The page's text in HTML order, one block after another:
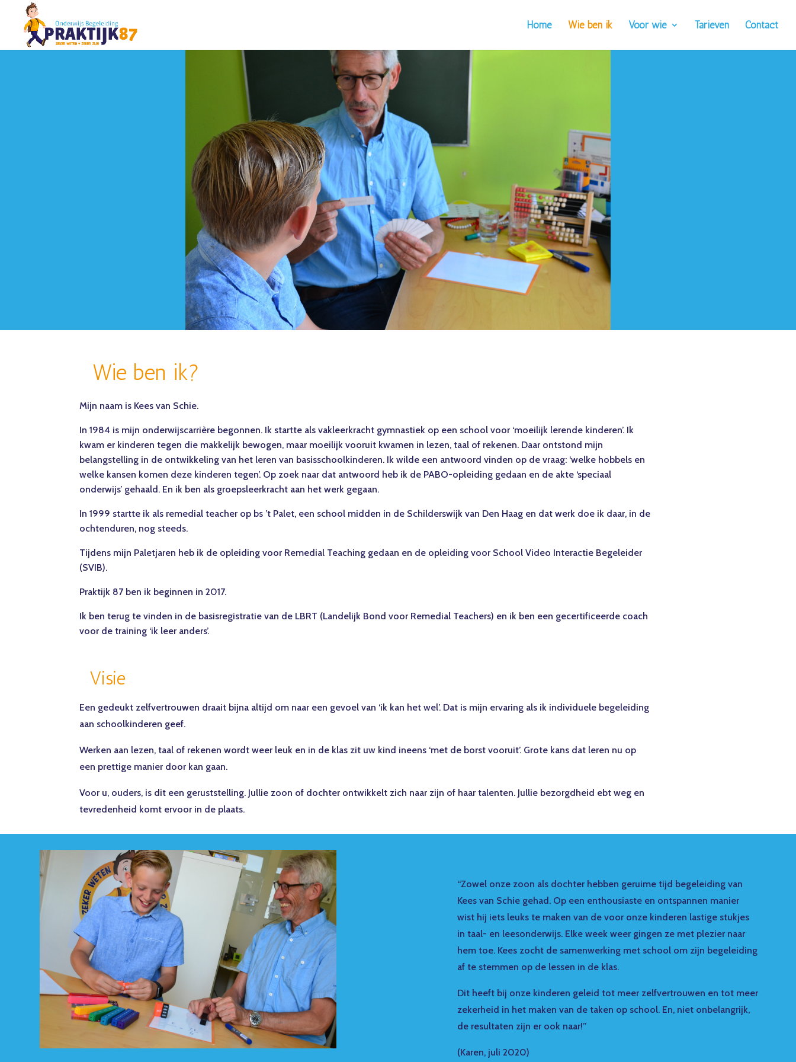
Home Wie ben ik Voor wie Tarieven Contact
Wie ben ik?
Mijn naam is Kees van Schie.
In 1984 is mijn onderwijscarrière begonnen. Ik startte als vakleerkracht gymnastiek op een school voor ‘moeilijk lerende kinderen’. Ik
kwam er kinderen tegen die makkelijk bewogen, maar moeilijk vooruit kwamen in lezen, taal of rekenen. Daar ontstond mijn
belangstelling in de ontwikkeling van het leren van basisschoolkinderen. Ik wilde een antwoord vinden op de vraag: ‘welke hobbels en
welke kansen komen deze kinderen tegen’. Op zoek naar dat antwoord heb ik de PABO-opleiding gedaan en de akte ‘speciaal
onderwijs’ gehaald. En ik ben als groepsleerkracht aan het werk gegaan.
In 1999 startte ik als remedial teacher op bs ’t Palet, een school midden in de Schilderswijk van Den Haag en dat werk doe ik daar, in de
ochtenduren, nog steeds.
Tijdens mijn Paletjaren heb ik de opleiding voor Remedial Teaching gedaan en de opleiding voor School Video Interactie Begeleider
(SVIB).
Praktijk 87 ben ik beginnen in 2017.
Ik ben terug te vinden in de basisregistratie van de LBRT (Landelijk Bond voor Remedial Teachers) en ik ben een gecertificeerde coach
voor de training ‘ik leer anders’.
Visie
Een gedeukt zelfvertrouwen draait bijna altijd om naar een gevoel van ‘ik kan het wel’. Dat is mijn ervaring als ik individuele begeleiding
aan schoolkinderen geef.
Werken aan lezen, taal of rekenen wordt weer leuk en in de klas zit uw kind ineens ‘met de borst vooruit’. Grote kans dat leren nu op
een prettige manier door kan gaan.
Voor u, ouders, is dit een geruststelling. Jullie zoon of dochter ontwikkelt zich naar zijn of haar talenten. Jullie bezorgdheid ebt weg en
tevredenheid komt ervoor in de plaats.
“Zowel onze zoon als dochter hebben geruime tijd begeleiding van
Kees van Schie gehad. Op een enthousiaste en ontspannen manier
wist hij iets leuks te maken van de voor onze kinderen lastige stukjes
in taal- en leesonderwijs. Elke week weer gingen ze met plezier naar
hem toe. Kees zocht de samenwerking met school om zijn begeleiding
af te stemmen op de lessen in de klas.
Dit heeft bij onze kinderen geleid tot meer zelfvertrouwen en tot meer
zekerheid in het maken van de taken op school. En, niet onbelangrijk,
de resultaten zijn er ook naar!”
(Karen, juli 2020)